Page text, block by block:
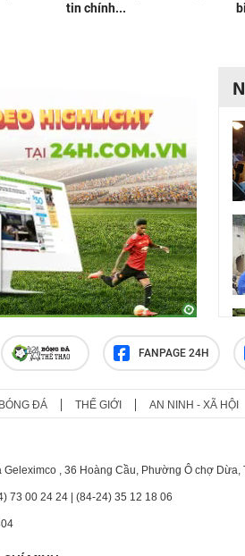
tin chính...
FANPAGE 24H
BÓNG ĐÁ THẾ GIỚI AN NINH - XÃ HỘI
Geleximco , 36 Hoàng Cầu, Phường Ô chợ Dừa,
73 00 24 24 | (84-24) 35 12 18 06